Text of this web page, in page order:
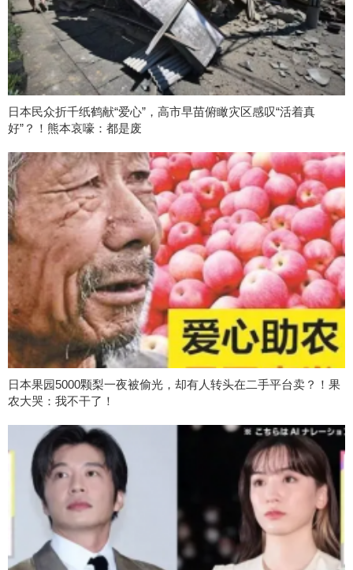
日本民众折千纸鹤献“爱心”，高市早苗俯瞰灾区感叹“活着真
好”？！熊本哀嚎：都是废
日本果园5000颗梨一夜被偷光，却有人转头在二手平台卖？！果
农大哭：我不干了！